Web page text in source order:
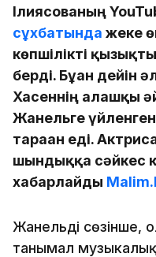
Ілиясованың
сұхбатында жеке
көпшілікті
берді. Бұған дейін
Хасеннің алғашқы
Жанельге
тараған еді.
шындыққа сәйкес
хабарлайды
Жанельдің сөзінше,
танымал музыкалық